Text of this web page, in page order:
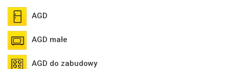
AGD
AGD małe
AGD do zabudowy